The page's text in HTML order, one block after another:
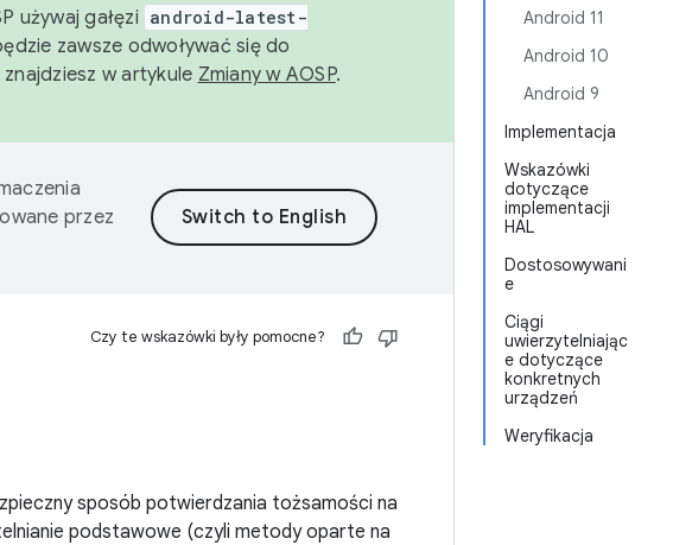
Android 11
Android 10
Android 9
Implementacja
Wskazówki
dotyczące
implementacji
HAL
Dostosowywani
e
Ciągi
uwierzytelniając
e dotyczące
konkretnych
urządzeń
Weryfikacja
używaj gałęzi android-latest-
zawsze odwoływać się do
w artykule Zmiany w AOSP.
przez
Czy te wskazówki były pomocne?
sposób potwierdzania tożsamości na
podstawowe (czyli metody oparte na